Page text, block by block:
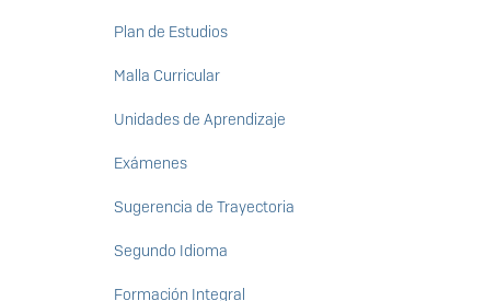
Plan de Estudios
Malla Curricular
Unidades de Aprendizaje
Exámenes
Sugerencia de Trayectoria
Segundo Idioma
Formación Integral